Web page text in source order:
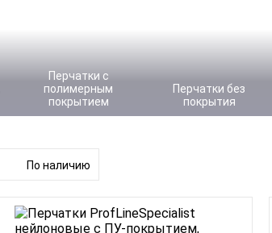
Перчатки с
полимерным
покрытием
Перчатки без
покрытия
По наличию